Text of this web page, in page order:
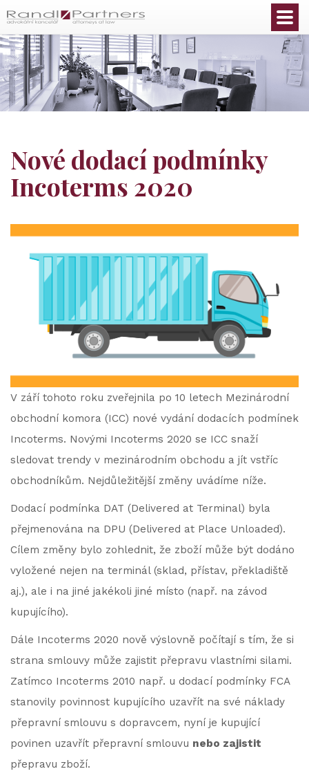
Nové dodací podmínky
Incoterms 2020
V září tohoto roku zveřejnila po 10 letech Mezinárodní
obchodní komora (ICC) nové vydání dodacích podmínek
Incoterms. Novými Incoterms 2020 se ICC snaží
sledovat trendy v mezinárodním obchodu a jít vstříc
obchodníkům. Nejdůležitější změny uvádíme níže.
Dodací podmínka DAT (Delivered at Terminal) byla
přejmenována na DPU (Delivered at Place Unloaded).
Cílem změny bylo zohlednit, že zboží může být dodáno
vyložené nejen na terminál (sklad, přístav, překladiště
aj.), ale i na jiné jakékoli jiné místo (např. na závod
kupujícího).
Dále Incoterms 2020 nově výslovně počítají s tím, že si
strana smlouvy může zajistit přepravu vlastními silami.
Zatímco Incoterms 2010 např. u dodací podmínky FCA
stanovily povinnost kupujícího uzavřít na své náklady
přepravní smlouvu s dopravcem, nyní je kupující
povinen uzavřít přepravní smlouvu nebo zajistit
přepravu zboží.
Čeština